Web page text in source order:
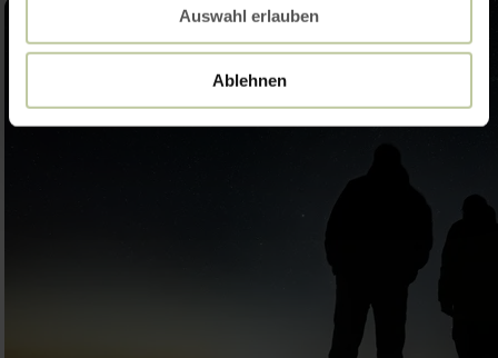
Auswahl erlauben
Ablehnen